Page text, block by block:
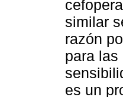
similar
razón
para las
es un